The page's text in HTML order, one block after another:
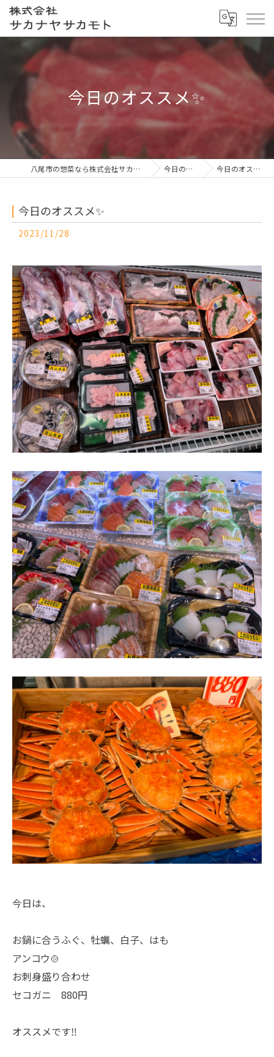
今日のオススメ✨
八尾市の惣菜なら株式会社サカナヤサカモト 今日の一押し 今日のオススメ✨
今日のオススメ✨
2023/11/28
今日は、
お鍋に合うふぐ、牡蠣、白子、はも
アンコウ🍲
お刺身盛り合わせ
セコガニ 880円
オススメです‼︎